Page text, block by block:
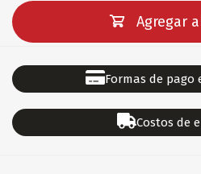
Agregar
Formas de pago
Costos de